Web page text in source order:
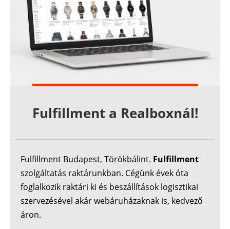
Fulfillment a Realboxnál!
Fulfillment Budapest, Törökbálint. Fulfillment
szolgáltatás raktárunkban. Cégünk évek óta
foglalkozik raktári ki és beszállítások logisztikai
szervezésével akár webáruházaknak is, kedvező
áron.